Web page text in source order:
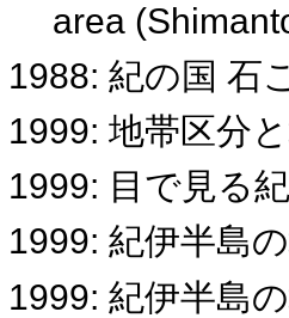
area
1988: 紀の国 石
1999: 地帯区分
1999: 目で見る
1999: 紀伊半島
1999: 紀伊半島